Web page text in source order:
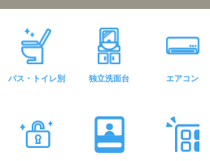
バス・トイレ別 独立洗面台 エアコン